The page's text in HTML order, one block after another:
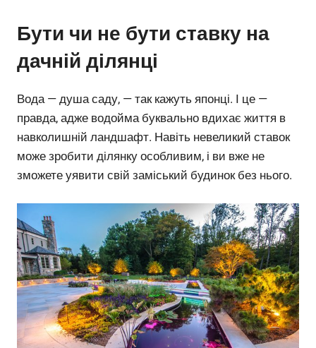
Бути чи не бути ставку на
дачній ділянці
Вода — душа саду, — так кажуть японці. І це —
правда, адже водойма буквально вдихає життя в
навколишній ландшафт. Навіть невеликий ставок
може зробити ділянку особливим, і ви вже не
зможете уявити свій заміський будинок без нього.